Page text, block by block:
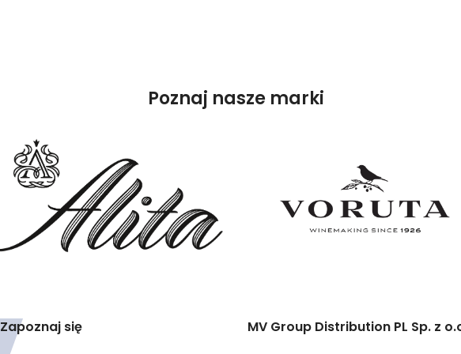
Poznaj nasze marki
Zapoznaj się MV Group Distribution PL Sp. z